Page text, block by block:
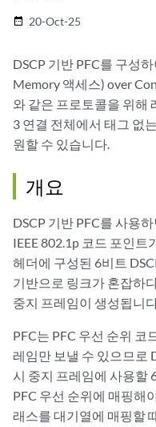
date_range 20-Oct-25
DSCP 기반 PFC를 구성
Memory 액세스) over
와 같은 프로토콜을 위해
3 연결 전체에서 태그 없
원할 수 있습니다.
개요
DSCP 기반 PFC를 사용
IEEE 802.1p 코드 포인트
헤더에 구성된 6비트
기반으로 링크가 혼잡하
중지 프레임이 생성됩니
PFC는 PFC 우선 순위 코
레임만 보낼 수 있으므로
시 중지 프레임에 사용할
PFC 우선 순위에 매핑해
래스를 대기열에 매핑할